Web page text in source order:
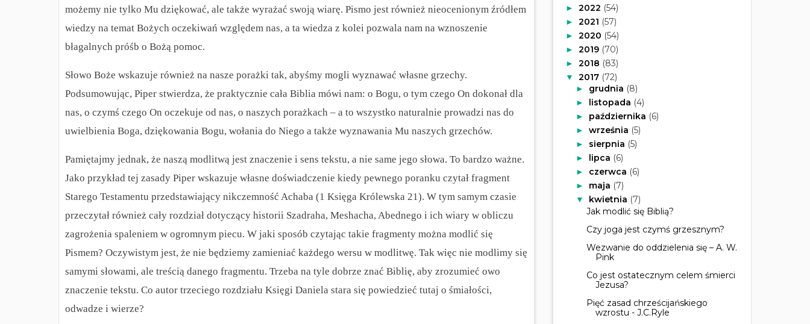
możemy nie tylko Mu dziękować, ale także wyrażać swoją wiarę. Pismo jest również nieocenionym źródłem
wiedzy na temat Bożych oczekiwań względem nas, a ta wiedza z kolei pozwala nam na wznoszenie
błagalnych próśb o Bożą pomoc.
Słowo Boże wskazuje również na nasze porażki tak, abyśmy mogli wyznawać własne grzechy.
Podsumowując, Piper stwierdza, że praktycznie cała Biblia mówi nam: o Bogu, o tym czego On dokonał dla
nas, o czymś czego On oczekuje od nas, o naszych porażkach – a to wszystko naturalnie prowadzi nas do
uwielbienia Boga, dziękowania Bogu, wołania do Niego a także wyznawania Mu naszych grzechów.
Pamiętajmy jednak, że naszą modlitwą jest znaczenie i sens tekstu, a nie same jego słowa. To bardzo ważne.
Jako przykład tej zasady Piper wskazuje własne doświadczenie kiedy pewnego poranku czytał fragment
Starego Testamentu przedstawiający nikczemność Achaba (1 Księga Królewska 21). W tym samym czasie
przeczytał również cały rozdział dotyczący historii Szadraha, Meshacha, Abednego i ich wiary w obliczu
zagrożenia spaleniem w ogromnym piecu. W jaki sposób czytając takie fragmenty można modlić się
Pismem? Oczywistym jest, że nie będziemy zamieniać każdego wersu w modlitwę. Tak więc nie modlimy się
samymi słowami, ale treścią danego fragmentu. Trzeba na tyle dobrze znać Biblię, aby zrozumieć owo
znaczenie tekstu. Co autor trzeciego rozdziału Księgi Daniela stara się powiedzieć tutaj o śmiałości,
odwadze i wierze?
► 2022 (54)
► 2021 (57)
► 2020 (54)
► 2019 (70)
► 2018 (83)
▼ 2017 (72)
► grudnia (8)
► listopada (4)
► października (6)
► września (5)
► sierpnia (5)
► lipca (6)
► czerwca (6)
► maja (7)
▼ kwietnia (7)
Jak modlić się Biblią?
Czy joga jest czymś grzesznym?
Wezwanie do oddzielenia się – A. W.
Pink
Co jest ostatecznym celem śmierci
Jezusa?
Pięć zasad chrześcijańskiego
wzrostu - J.C.Ryle